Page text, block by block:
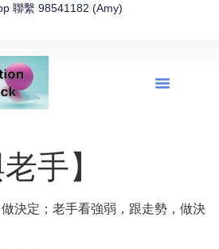
聯繫 98541182 (Amy)
手】
決定；老手看強弱，跟走勢，做決